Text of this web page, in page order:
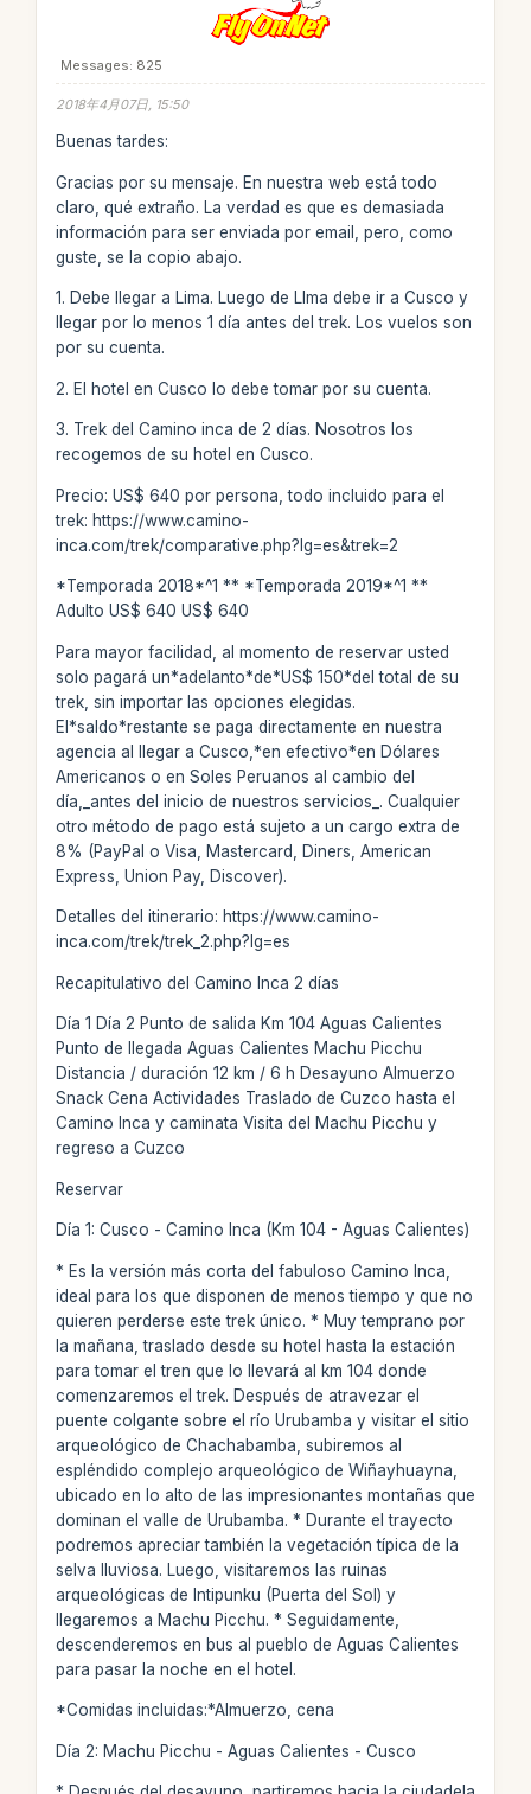
Messages: 825
2018年4月07日, 15:50
Buenas tardes:
Gracias por su mensaje. En nuestra web está todo
claro, qué extraño. La verdad es que es demasiada
información para ser enviada por email, pero, como
guste, se la copio abajo.
1. Debe llegar a Lima. Luego de LIma debe ir a Cusco y
llegar por lo menos 1 día antes del trek. Los vuelos son
por su cuenta.
2. El hotel en Cusco lo debe tomar por su cuenta.
3. Trek del Camino inca de 2 días. Nosotros los
recogemos de su hotel en Cusco.
Precio: US$ 640 por persona, todo incluido para el
trek: https://www.camino-
inca.com/trek/comparative.php?lg=es&trek=2
*Temporada 2018*^1 ** *Temporada 2019*^1 **
Adulto US$ 640 US$ 640
Para mayor facilidad, al momento de reservar usted
solo pagará un*adelanto*de*US$ 150*del total de su
trek, sin importar las opciones elegidas.
El*saldo*restante se paga directamente en nuestra
agencia al llegar a Cusco,*en efectivo*en Dólares
Americanos o en Soles Peruanos al cambio del
día,_antes del inicio de nuestros servicios_. Cualquier
otro método de pago está sujeto a un cargo extra de
8% (PayPal o Visa, Mastercard, Diners, American
Express, Union Pay, Discover).
Detalles del itinerario: https://www.camino-
inca.com/trek/trek_2.php?lg=es
Recapitulativo del Camino Inca 2 días
Día 1 Día 2 Punto de salida Km 104 Aguas Calientes
Punto de llegada Aguas Calientes Machu Picchu
Distancia / duración 12 km / 6 h Desayuno Almuerzo
Snack Cena Actividades Traslado de Cuzco hasta el
Camino Inca y caminata Visita del Machu Picchu y
regreso a Cuzco
Reservar
Día 1: Cusco - Camino Inca (Km 104 - Aguas Calientes)
* Es la versión más corta del fabuloso Camino Inca,
ideal para los que disponen de menos tiempo y que no
quieren perderse este trek único. * Muy temprano por
la mañana, traslado desde su hotel hasta la estación
para tomar el tren que lo llevará al km 104 donde
comenzaremos el trek. Después de atravezar el
puente colgante sobre el río Urubamba y visitar el sitio
arqueológico de Chachabamba, subiremos al
espléndido complejo arqueológico de Wiñayhuayna,
ubicado en lo alto de las impresionantes montañas que
dominan el valle de Urubamba. * Durante el trayecto
podremos apreciar también la vegetación típica de la
selva lluviosa. Luego, visitaremos las ruinas
arqueológicas de Intipunku (Puerta del Sol) y
llegaremos a Machu Picchu. * Seguidamente,
descenderemos en bus al pueblo de Aguas Calientes
para pasar la noche en el hotel.
*Comidas incluidas:*Almuerzo, cena
Día 2: Machu Picchu - Aguas Calientes - Cusco